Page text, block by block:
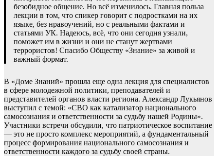
безобидное общение. Но всё изменилось. Главная польза
лекции в том, что спикер говорит с подростками на их
языке, без нравоучений, но с реальными фактами и
статьями УК. Надеюсь, всё, что они сегодня узнали,
поможет им в жизни и они не станут жертвами
террористов! Спасибо Обществу «Знание» за живой и
важный формат.
В «Доме Знаний» прошла еще одна лекция для специалистов
в сфере молодежной политики, преподавателей и
представителей органов власти региона. Александр Лукьянов
выступил с темой: «СВО как катализатор национального
самосознания и ответственности за судьбу нашей Родины».
Участники встречи обсудили, что патриотическое воспитание
— это не просто комплекс мероприятий, а фундаментальный
процесс формирования национального самосознания и
ответственности каждого за судьбу своей страны.